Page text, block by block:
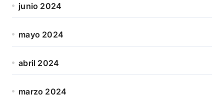
junio 2024
mayo 2024
abril 2024
marzo 2024